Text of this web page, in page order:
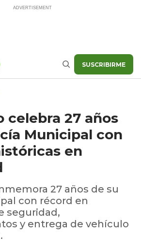
Buscar SUSCRIBIRME
celebra 27 años
Municipal con
en
27 años de su
con récord en
seguridad,
y entrega de vehículo